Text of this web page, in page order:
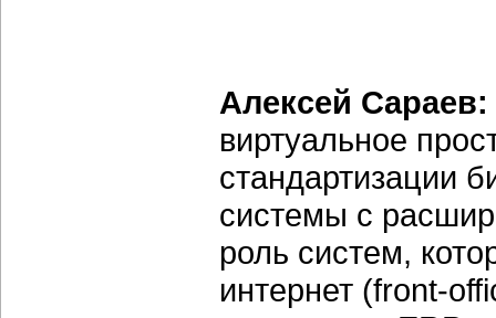
Алексей Сараев:
виртуальное
стандартизации
системы с
роль систем,
интернет (front-